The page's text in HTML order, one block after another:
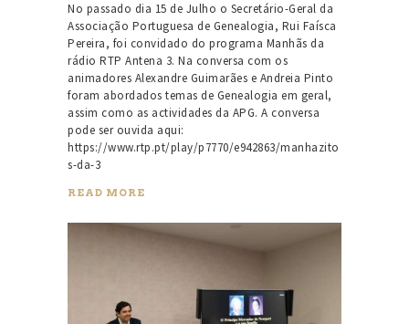
No passado dia 15 de Julho o Secretário-Geral da
Associação Portuguesa de Genealogia, Rui Faísca
Pereira, foi convidado do programa Manhãs da
rádio RTP Antena 3. Na conversa com os
animadores Alexandre Guimarães e Andreia Pinto
foram abordados temas de Genealogia em geral,
assim como as actividades da APG. A conversa
pode ser ouvida aqui:
https://www.rtp.pt/play/p7770/e942863/manhazito
s-da-3
READ MORE